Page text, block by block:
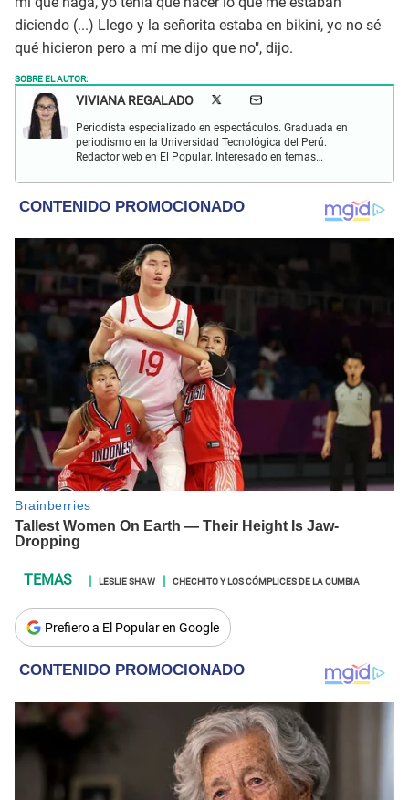
diciendo (...) Llego y la señorita estaba en bikini, yo no sé
qué hicieron pero a mí me dijo que no", dijo.
SOBRE EL AUTOR:
VIVIANA REGALADO
Periodista especializado en espectáculos. Graduada en
periodismo en la Universidad Tecnológica del Perú.
Redactor web en El Popular. Interesado en temas
y crónicas.
LESLIE SHAW CHECHITO Y LOS CÓMPLICES DE LA CUMBIA
Prefiero a El Popular en Google